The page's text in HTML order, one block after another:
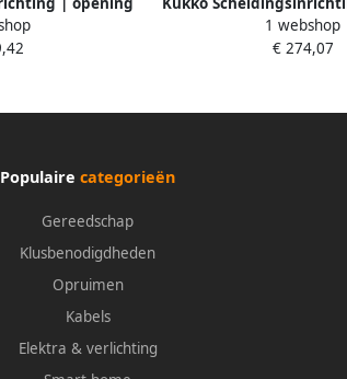
losdraaien
art.nr. 4157 490
A 25-155 mm |
van de moeren | voor
1 webshop
€ 274,07
Populaire categorieën
Gereedschap
Klusbenodigdheden
Opruimen
Kabels
Elektra & verlichting